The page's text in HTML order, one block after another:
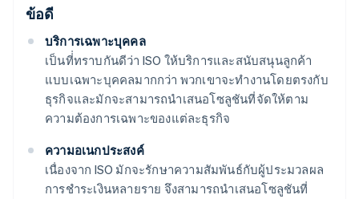
ข้อดี
บริการเฉพาะบุคคล
เป็นที่่ทราบกันดีว่า ISO ให้บริการและสนับสนุนลูกค้า
แบบเฉพาะบุคคลมากกว่า พวกเขาจะทำงานโดยตรงกับ
ธุรกิจและมักจะสามารถนำเสนอโซลูชันที่จัดให้ตาม
ความต้องการเฉพาะของแต่ละธุรกิจ
ความอเนกประสงค์
เนื่องจาก ISO มักจะรักษาความสัมพันธ์กับผู้ประมวลผล
การชําระเงินหลายราย จึงสามารถนําเสนอโซลูชันที่